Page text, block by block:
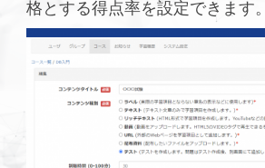
格とする得点率を設定できます。